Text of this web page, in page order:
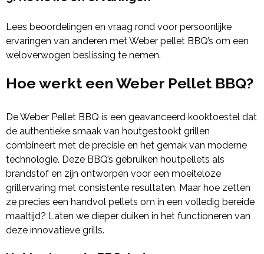
Lees beoordelingen en vraag rond voor persoonlijke
ervaringen van anderen met Weber pellet BBQ’s om een
weloverwogen beslissing te nemen.
Hoe werkt een Weber Pellet BBQ?
De Weber Pellet BBQ is een geavanceerd kooktoestel dat
de authentieke smaak van houtgestookt grillen
combineert met de precisie en het gemak van moderne
technologie. Deze BBQ’s gebruiken houtpellets als
brandstof en zijn ontworpen voor een moeiteloze
grillervaring met consistente resultaten. Maar hoe zetten
ze precies een handvol pellets om in een volledig bereide
maaltijd? Laten we dieper duiken in het functioneren van
deze innovatieve grills.